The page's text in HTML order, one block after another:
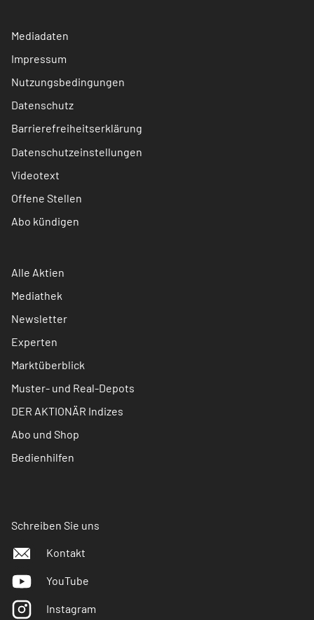
Mediadaten
Impressum
Nutzungsbedingungen
Datenschutz
Barrierefreiheitserklärung
Datenschutzeinstellungen
Videotext
Offene Stellen
Abo kündigen
Alle Aktien
Mediathek
Newsletter
Experten
Marktüberblick
Muster- und Real-Depots
DER AKTIONÄR Indizes
Abo und Shop
Bedienhilfen
Schreiben Sie uns
Kontakt
YouTube
Instagram